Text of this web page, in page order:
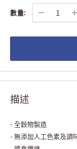
數量:
描述
- 全穀物製造
- 無添加人工色素及調